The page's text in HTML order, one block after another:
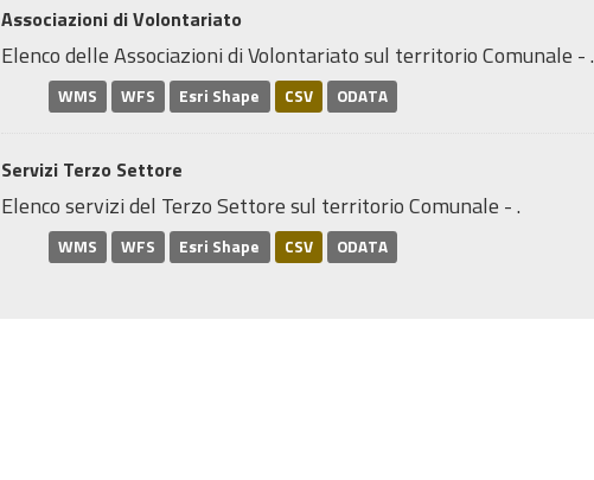
Associazioni di Volontariato
Elenco delle Associazioni di Volontariato sul territorio Comunale - .
WMS WFS Esri Shape CSV ODATA
Servizi Terzo Settore
Elenco servizi del Terzo Settore sul territorio Comunale - .
WMS WFS Esri Shape CSV ODATA